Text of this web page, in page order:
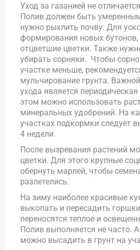
Уход за газанией не
Полив должен быть
нужно рыхлить почву. Для
формирования новых бутонов,
отцветшие цветки. Также
убирать сорняки. Чтобы
участке меньше,
мульчирование грунта.
ухода является
этом можно использовать
минеральных удобрений. На
участках подкормки следует
4 недели.
После вызревания растений
цветки. Для этого крупные
обернуть марлей, чтобы
разлетелись.
На зиму наиболее красивые
выкопать и пересадить
переносятся теплое и
Полив выполняется не часто.
можно высадить в грунт на